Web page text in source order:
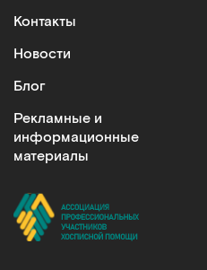
Контакты
Новости
Блог
Рекламные и
информационные
материалы